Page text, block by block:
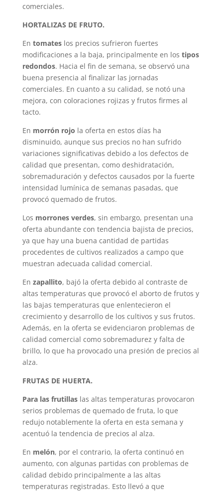
comerciales.
HORTALIZAS DE FRUTO.
En tomateslos precios sufrieron fuertes
modificaciones a la baja, principalmente en los tipos
redondos. Hacia el fin de semana, se observó una
buena presencia al finalizar las jornadas
comerciales. En cuanto a su calidad, se notó una
mejora, con coloraciones rojizas y frutos firmes al
tacto.
En morrón rojo la oferta en estos días ha
disminuido, aunque sus precios no han sufrido
variaciones significativas debido a los defectos de
calidad que presentan, como deshidratación,
sobremaduración y defectos causados por la fuerte
intensidad lumínica de semanas pasadas, que
provocó quemado de frutos.
Los morrones verdes, sin embargo, presentan una
oferta abundante con tendencia bajista de precios,
ya que hay una buena cantidad de partidas
procedentes de cultivos realizados a campo que
muestran adecuada calidad comercial.
En zapallito, bajó la oferta debido al contraste de
altas temperaturas que provocó el aborto de frutos y
las bajas temperaturas que enlentecieron el
crecimiento y desarrollo de los cultivos y sus frutos.
Además, en la oferta se evidenciaron problemas de
calidad comercial como sobremadurez y falta de
brillo, lo que ha provocado una presión de precios al
alza.
FRUTAS DE HUERTA.
Para las frutillaslas altas temperaturas provocaron
serios problemas de quemado de fruta, lo que
redujo notablemente la oferta en esta semana y
acentuó la tendencia de precios al alza.
En melón, por el contrario, la oferta continuó en
aumento, con algunas partidas con problemas de
calidad debido principalmente a las altas
temperaturas registradas. Esto llevó a que